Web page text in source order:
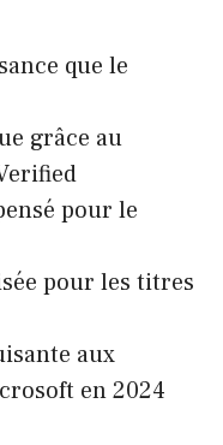
que le
grâce au
pour le
pour les titres
aux
en 2024